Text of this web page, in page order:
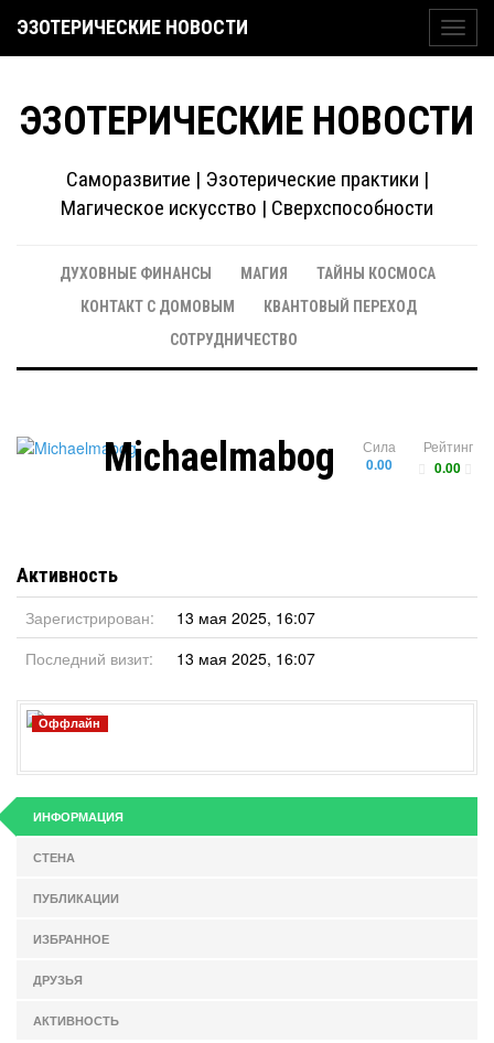
ЭЗОТЕРИЧЕСКИЕ НОВОСТИ
ЭЗОТЕРИЧЕСКИЕ НОВОСТИ
Саморазвитие | Эзотерические практики |
Магическое искусство | Сверхспособности
ДУХОВНЫЕ ФИНАНСЫ МАГИЯ
ТАЙНЫ КОСМОСА
КОНТАКТ С ДОМОВЫМ
КВАНТОВЫЙ ПЕРЕХОД
СОТРУДНИЧЕСТВО
Рейтинг
0.00
Сила
0.00
Michaelmabog
Активность
Зарегистрирован:
13 мая 2025, 16:07
Последний визит:
13 мая 2025, 16:07
Оффлайн
ИНФОРМАЦИЯ
СТЕНА
ПУБЛИКАЦИИ
ИЗБРАННОЕ
ДРУЗЬЯ
АКТИВНОСТЬ